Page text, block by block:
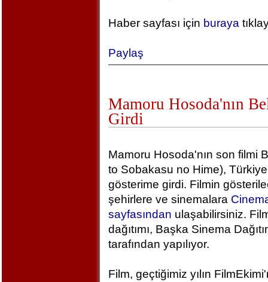
Haber sayfası için buraya
Paylaş
Mamoru Hosoda'nın
Girdi
Mamoru Hosoda'nın son filmi
to Sobakasu no Hime),
gösterime girdi. Filmin
şehirlere ve sinemalara
sayfasından ulaşabilirsiniz.
dağıtımı, Başka Sinema
tarafından yapılıyor.
Film, geçtiğimiz yılın